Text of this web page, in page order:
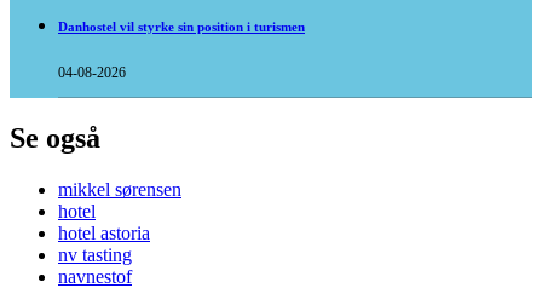
Danhostel vil styrke sin position i turismen
04-08-2026
Se også
mikkel sørensen
hotel
hotel astoria
nv tasting
navnestof